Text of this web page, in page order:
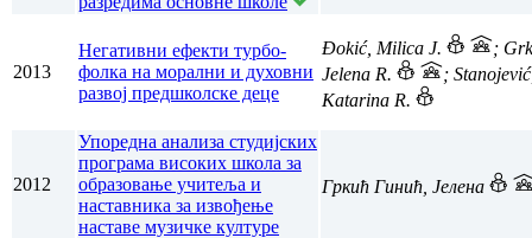
2013
Негативни ефекти турбо-
фолка на морални и духовни
развој предшколске деце
Đokić, Milica J.
;
Jelena R.
;
Katarina R.
2012
Упоредна анализа студијских
програма високих школа за
образовање учитеља и
наставника за извођење
наставе музичке културе
Гркић Гинић, Јелена